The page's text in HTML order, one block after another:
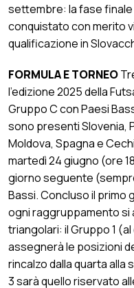
settembre: la fase finale
conquistato con merito
qualificazione in
FORMULA E TORNEO
l’edizione 2025 della
Gruppo C con Paesi
sono presenti Slovenia,
Moldova, Spagna e
martedì 24 giugno (ore
giorno seguente
Bassi. Concluso il primo
ogni raggruppamento si
triangolari: il Gruppo 1
assegnerà le posizioni
rincalzo dalla quarta
3 sarà quello riservato